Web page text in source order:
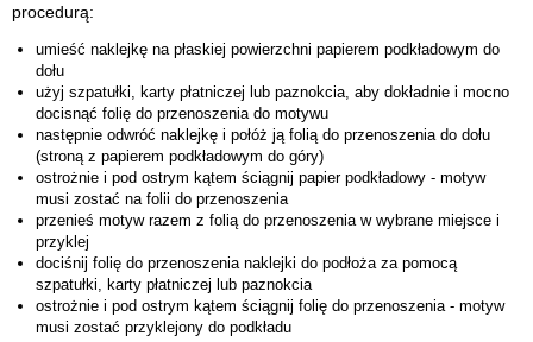
procedurą:
umieść naklejkę na płaskiej powierzchni papierem podkładowym do
dołu
użyj szpatułki, karty płatniczej lub paznokcia, aby dokładnie i mocno
docisnąć folię do przenoszenia do motywu
następnie odwróć naklejkę i połóż ją folią do przenoszenia do dołu
(stroną z papierem podkładowym do góry)
ostrożnie i pod ostrym kątem ściągnij papier podkładowy - motyw
musi zostać na folii do przenoszenia
przenieś motyw razem z folią do przenoszenia w wybrane miejsce i
przyklej
dociśnij folię do przenoszenia naklejki do podłoża za pomocą
szpatułki, karty płatniczej lub paznokcia
ostrożnie i pod ostrym kątem ściągnij folię do przenoszenia - motyw
musi zostać przyklejony do podkładu